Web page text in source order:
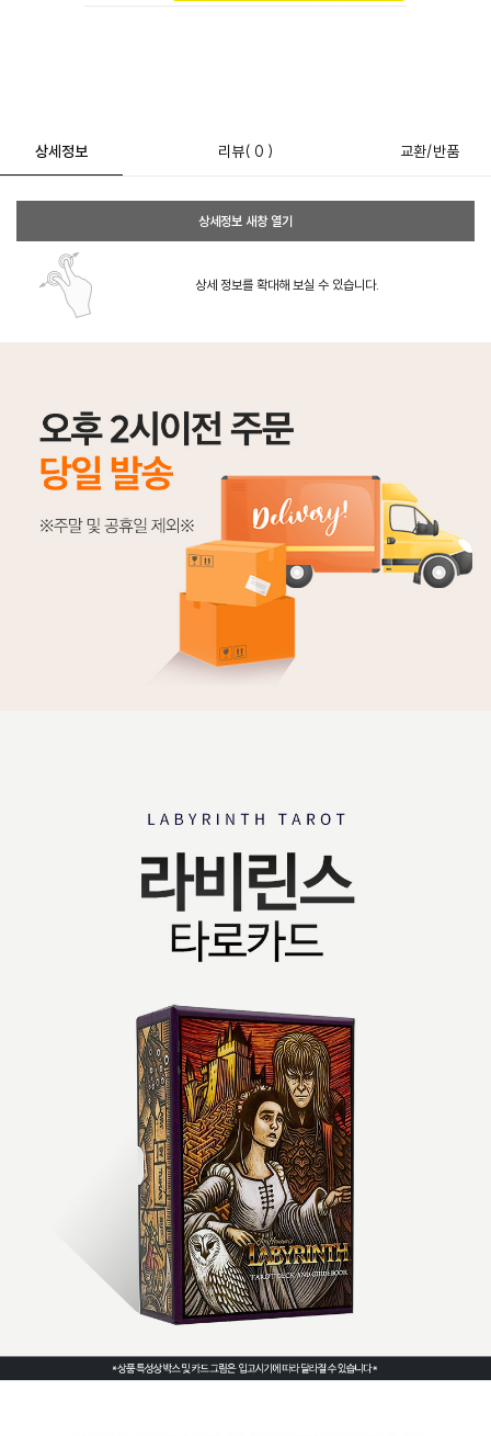
상세정보 리뷰( 0 ) 교환/반품
상세정보 새창 열기
상세 정보를 확대해 보실 수 있습니다.